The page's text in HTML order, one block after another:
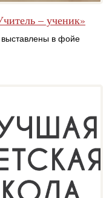
– ученик»
выставлены в фойе